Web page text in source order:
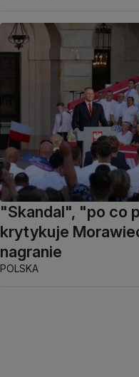
"Skandal", "po co
krytykuje
nagranie
POLSKA